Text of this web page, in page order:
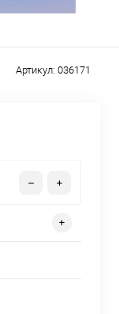
Артикул: 036171